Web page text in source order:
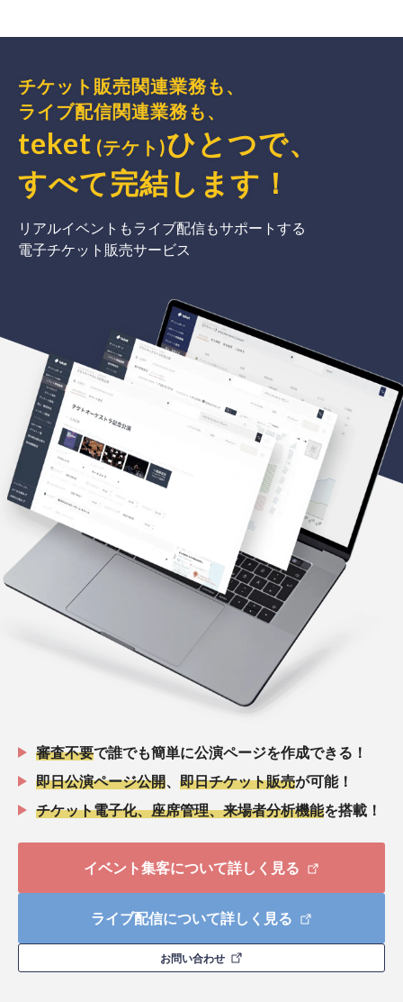
チケット販売関連業務も、
ライブ配信関連業務も、
teket (テケト)ひとつで、
すべて完結 します ！
リアルイベントもライブ配信もサポートする
電子チケット販売サービス
審査不要で誰でも簡単に公演ページを作成できる！
即日公演ページ公開
即日チケット販売が可能！
チケット電子化、座席管理、来場者分析機能を搭載！
イベント集客について詳しく見る
ライブ配信について詳しく見る
お問い合わせ